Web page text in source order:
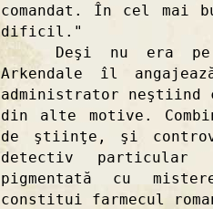
comandat. În cel mai
dificil."
Deşi nu era pe
Arkendale îl
administrator
din alte motive.
de ştiinţe, şi
detectiv particular
pigmentată cu
constitui farmecul